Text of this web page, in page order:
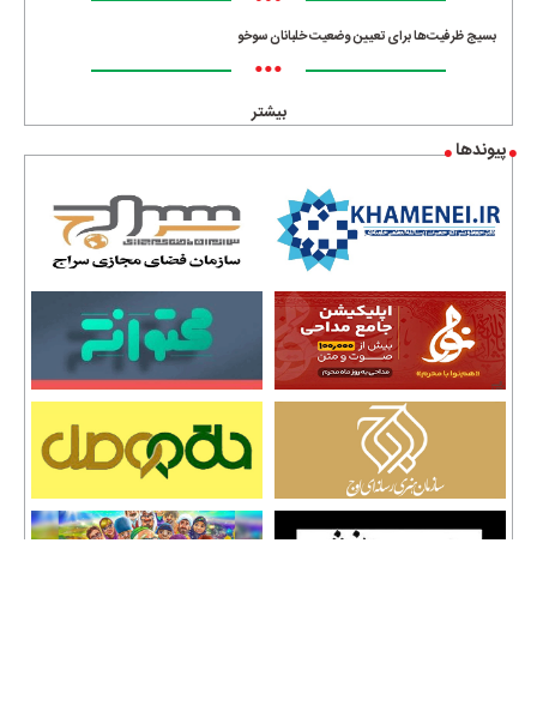
بسیج ظرفیت‌ها برای تعیین وضعیت خلبانان سوخو
•••
بیشتر
پیوندها